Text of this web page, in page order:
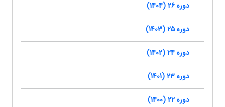
دوره 26 (1404)
دوره 25 (1403)
دوره 24 (1402)
دوره 23 (1401)
دوره 22 (1400)